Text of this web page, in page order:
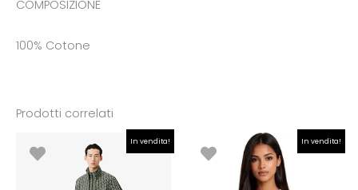
COMPOSIZIONE
100% Cotone
Prodotti correlati
In vendita!
prezzo
originale
era:
prezzo
attuale
è:
In vendita!
prezzo
originale
era:
Il
prezzo
attuale
è: